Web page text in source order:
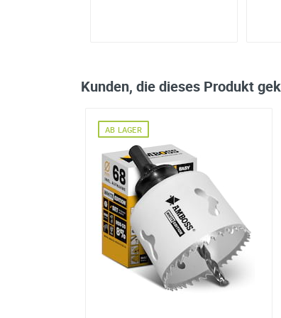
Kunden, die dieses Produkt
AB LAGER